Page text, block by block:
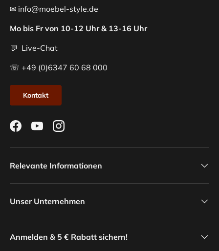
✉ info@moebel-style.de
Mo bis Fr von 10-12 Uhr & 13-16 Uhr
💬 Live-Chat
☏ +49 (0)6347 60 68 000
Kontakt
FacebookYouTubeInstagram
Relevante Informationen
Unser Unternehmen
Anmelden & 5 € Rabatt sichern!